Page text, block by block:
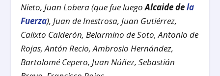
Nieto, Juan Lobera (que fue luegoAlcaide dela
Fuerza), Juan de Inestrosa, Juan Gutiérrez,
Calixto Calderón, Belarmino de Soto, Antonio de
Rojas, Antón Recio, Ambrosio Hernández,
Bartolomé Cepero, Juan Núñez, Sebastián